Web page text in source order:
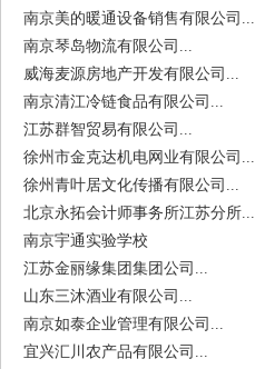
南京美的暖通设备销售有限公司...
南京琴岛物流有限公司...
威海麦源房地产开发有限公司...
南京清江冷链食品有限公司...
江苏群智贸易有限公司...
徐州市金克达机电网业有限公司...
徐州青叶居文化传播有限公司...
北京永拓会计师事务所江苏分所...
南京宇通实验学校
江苏金丽缘集团集团公司...
山东三沐酒业有限公司...
南京如泰企业管理有限公司...
宜兴汇川农产品有限公司...